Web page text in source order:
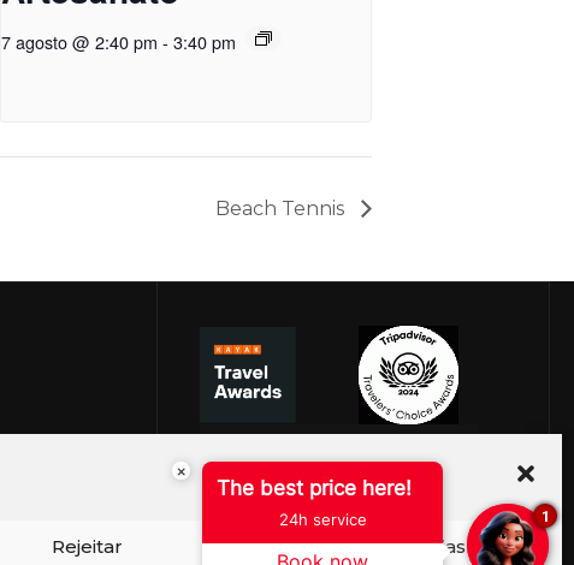
Rejeitar Ver preferências
7 agosto @ 2:40 pm - 3:40 pm
Beach Tennis
×
The best price here!
24h service 1